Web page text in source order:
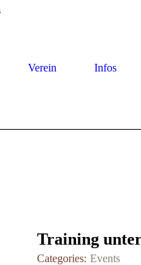
Verein Infos
Training
Categories: Events